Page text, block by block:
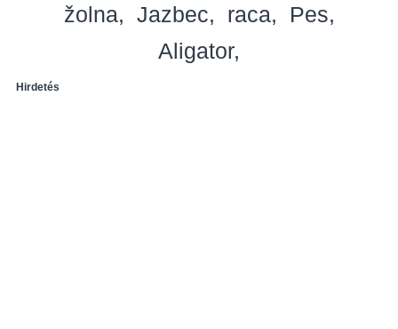
žolna
Jazbec raca
Pes
Aligator
Hirdetés